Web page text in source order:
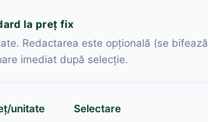
la preț fix
Redactarea este opțională (se bifează
imediat după selecție.
unitate Selectare